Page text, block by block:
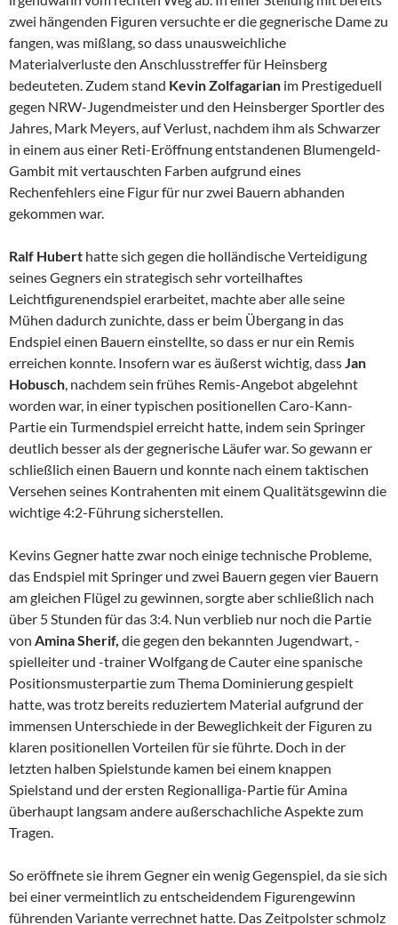
zwei hängenden Figuren versuchte er die gegnerische Dame zu
fangen, was mißlang, so dass unausweichliche
Materialverluste den Anschlusstreffer für Heinsberg
bedeuteten. Zudem stand Kevin Zolfagarian im Prestigeduell
gegen NRW-Jugendmeister und den Heinsberger Sportler des
Jahres, Mark Meyers, auf Verlust, nachdem ihm als Schwarzer
in einem aus einer Reti-Eröffnung entstandenen Blumengeld-
Gambit mit vertauschten Farben aufgrund eines
Rechenfehlers eine Figur für nur zwei Bauern abhanden
gekommen war.
Ralf Hubert hatte sich gegen die holländische Verteidigung
seines Gegners ein strategisch sehr vorteilhaftes
Leichtfigurenendspiel erarbeitet, machte aber alle seine
Mühen dadurch zunichte, dass er beim Übergang in das
Endspiel einen Bauern einstellte, so dass er nur ein Remis
erreichen konnte. Insofern war es äußerst wichtig, dassJan
Hobusch, nachdem sein frühes Remis-Angebot abgelehnt
worden war, in einer typischen positionellen Caro-Kann-
Partie ein Turmendspiel erreicht hatte, indem sein Springer
deutlich besser als der gegnerische Läufer war. So gewann er
schließlich einen Bauern und konnte nach einem taktischen
Versehen seines Kontrahenten mit einem Qualitätsgewinn die
wichtige 4:2-Führung sicherstellen.
Kevins Gegner hatte zwar noch einige technische Probleme,
das Endspiel mit Springer und zwei Bauern gegen vier Bauern
am gleichen Flügel zu gewinnen, sorgte aber schließlich nach
über 5 Stunden für das 3:4. Nun verblieb nur noch die Partie
von Amina Sherif, die gegen den bekannten Jugendwart, -
spielleiter und -trainer Wolfgang de Cauter eine spanische
Positionsmusterpartie zum Thema Dominierung gespielt
hatte, was trotz bereits reduziertem Material aufgrund der
immensen Unterschiede in der Beweglichkeit der Figuren zu
klaren positionellen Vorteilen für sie führte. Doch in der
letzten halben Spielstunde kamen bei einem knappen
Spielstand und der ersten Regionalliga-Partie für Amina
überhaupt langsam andere außerschachliche Aspekte zum
Tragen.
So eröffnete sie ihrem Gegner ein wenig Gegenspiel, da sie sich
bei einer vermeintlich zu entscheidendem Figurengewinn
führenden Variante verrechnet hatte. Das Zeitpolster schmolz